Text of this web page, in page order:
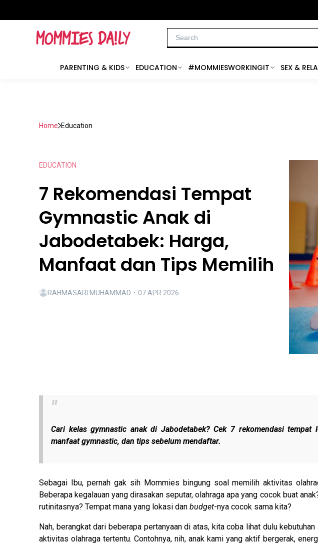
PARENTING & KIDS EDUCATION #MOMMIESWORKINGIT SEX &
Home Education
EDUCATION
7 Rekomendasi Tempat
Gymnastic Anak di
Jabodetabek: Harga,
Manfaat dan Tips Memilih
RAHMASARI MUHAMMAD ・ 07 APR 2026
Cari kelas gymnastic anak di Jabodetabek? Cek 7 rekomendasi tempat
manfaat gymnastic, dan tips sebelum mendaftar.
Sebagai Ibu, pernah gak sih Mommies bingung soal memilih aktivitas
Beberapa kegalauan yang dirasakan seputar, olahraga apa yang cocok buat
rutinitasnya? Tempat mana yang lokasi dan budget-nya cocok sama kita?
Nah, berangkat dari beberapa pertanyaan di atas, kita coba lihat dulu
aktivitas olahraga tertentu. Contohnya, nih, anak kami yang aktif bergerak,